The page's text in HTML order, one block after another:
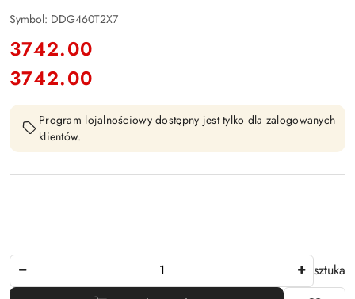
Symbol: DDG460T2X7
cena:
3742.00
Cena:
3742.00
Program lojalnościowy dostępny jest tylko dla zalogowanych
klientów.
sztuka